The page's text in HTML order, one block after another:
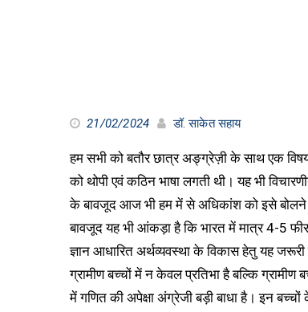
21/02/2024 डॉ. साकेत सहाय
हम सभी को बतौर छात्र अङ्ग्रेज़ी के साथ एक
को थोपी एवं कठिन भाषा लगती थी। यह भी
के बावजूद आज भी हम में से अधिकांश को इसे बोलने
बावजूद यह भी आंकड़ा है कि भारत में मात्र 4-5
ज्ञान आधारित अर्थव्यवस्था के विकास हेतु यह
ग्रामीण बच्चों में न केवल प्रतिभा है बल्कि ग्रामीण
में गणित की अपेक्षा अंग्रेजी बड़ी बाधा है। इन